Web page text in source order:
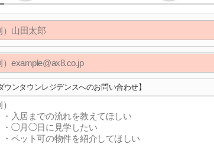
ウンタウンレジデンスへのお問い合わせ】